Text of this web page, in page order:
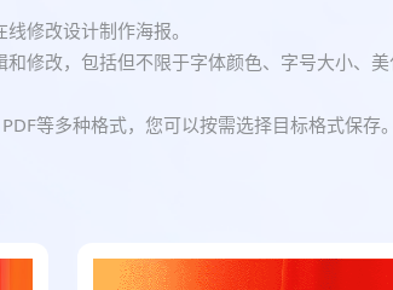
修改设计制作海报。
修改，包括但不限于字体颜色、字号大小、
等多种格式，您可以按需选择目标格式保存。